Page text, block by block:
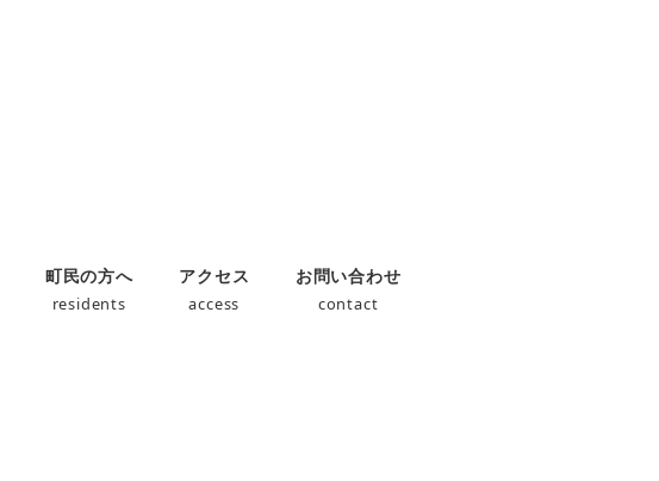
町民の方へ
residents
アクセス
access
お問い合わせ
contact